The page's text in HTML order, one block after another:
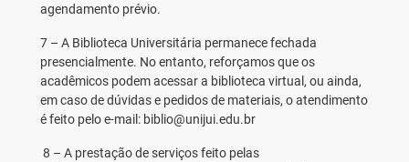
agendamento prévio.
7 – A Biblioteca Universitária permanece fechada
presencialmente. No entanto, reforçamos que os
acadêmicos podem acessar a biblioteca virtual, ou ainda,
em caso de dúvidas e pedidos de materiais, o atendimento
é feito pelo e-mail: biblio@unijui.edu.br
8 – A prestação de serviços feito pelas